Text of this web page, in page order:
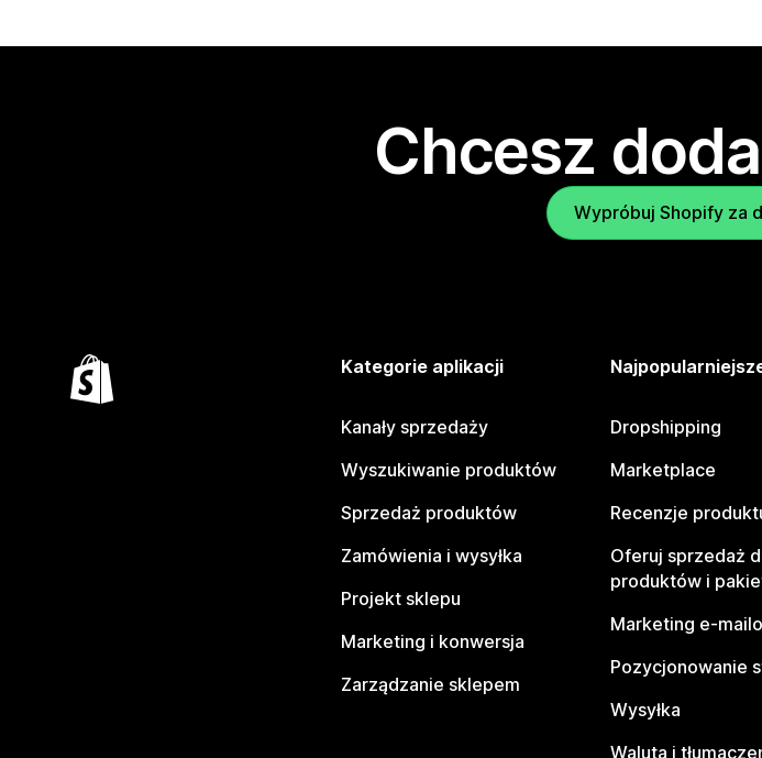
Chcesz
Wypróbuj Shopify za
Kategorie aplikacji
Kanały sprzedaży
Wyszukiwanie produktów
Sprzedaż produktów
Zamówienia i wysyłka
Projekt sklepu
Marketing i konwersja
Zarządzanie sklepem
Dropshipping
Marketplace
Recenzje
Oferuj sprzedaż
produktów i
Marketing e-
Pozycjonowanie
Wysyłka
Waluta i